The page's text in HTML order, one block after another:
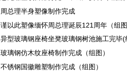
周总理半身塑像制作完成
谨以此塑像缅怀周总理诞辰121周年（组图
异型玻璃钢座椅坐凳玻璃钢树池施工完毕(
玻璃钢仿木纹座椅制作完成（组图）
不锈钢国徽雕塑制作完成（组图）